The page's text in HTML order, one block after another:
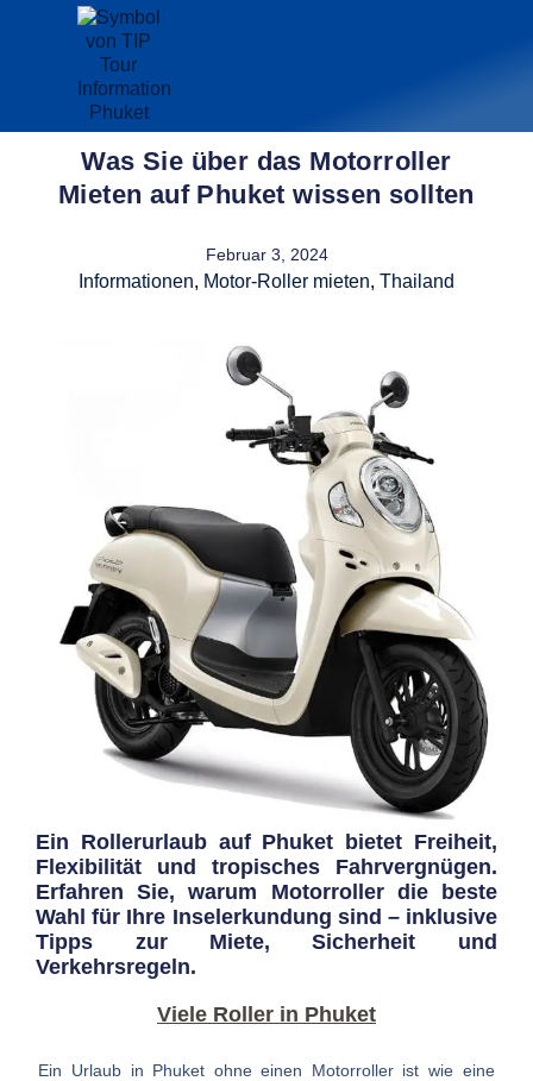
Was Sie über das Motorroller
Mieten auf Phuket wissen sollten
Februar 3, 2024
Informationen, Motor-Roller mieten, Thailand
Ein Rollerurlaub auf Phuket bietet Freiheit,
Flexibilität und tropisches Fahrvergnügen.
Erfahren Sie, warum Motorroller die beste
Wahl für Ihre Inselerkundung sind – inklusive
Tipps zur Miete, Sicherheit und
Verkehrsregeln.
Viele Roller in Phuket
Ein Urlaub in Phuket ohne einen Motorroller ist wie eine